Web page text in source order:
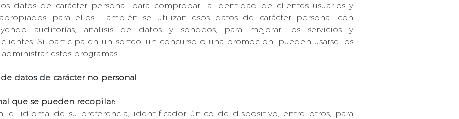
datos de carácter personal para comprobar la identidad de clientes usuarios y
para ellos. También se utilizan esos datos de carácter personal con
auditorías, análisis de datos y sondeos, para mejorar los servicios y
Si participa en un sorteo, un concurso o una promoción, pueden usarse los
estos programas.
datos de carácter no personal
que se pueden recopilar:
el idioma de su preferencia, identificador único de dispositivo, entre otros, para